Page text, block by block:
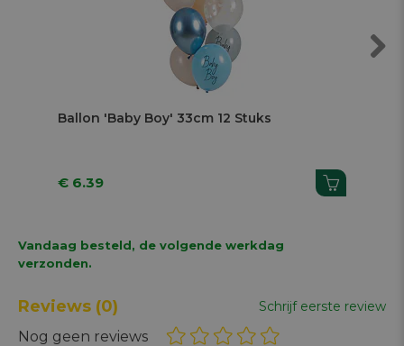
Ballon 'Baby Boy' 33cm 12 Stuks
€ 6.39
Vandaag besteld, de volgende werkdag
verzonden.
Reviews (0) Schrijf eerste review
Nog geen reviews